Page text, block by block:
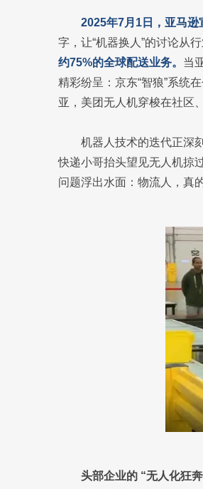
2025年7月1日，亚马
字，让“机器换人”的讨论从
约75%的全球配送业务。 当
精彩纷呈：京东“智狼”系统
亚，美团无人机穿梭在社
机器人技术的迭代正深
快递小哥抬头望见无人机掠
问题浮出水面：物流人，真
头部企业的 “无人化狂奔